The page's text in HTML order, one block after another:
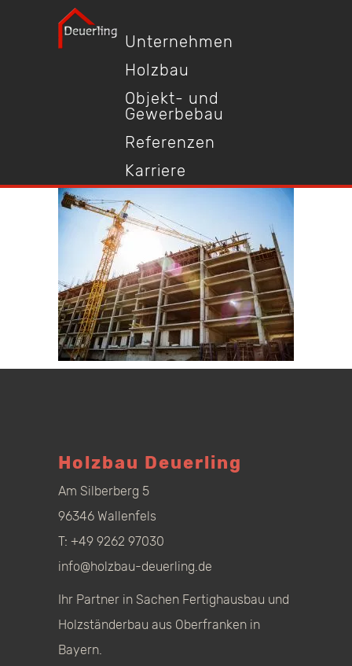
Unternehmen
Holzbau
Objekt- und
Gewerbebau
Referenzen
Karriere
Holzbau Deuerling
Am Silberberg 5
96346 Wallenfels
T: +49 9262 97030
info@holzbau-deuerling.de
Ihr Partner in Sachen Fertighausbau und
Holzständerbau aus Oberfranken in
Bayern.